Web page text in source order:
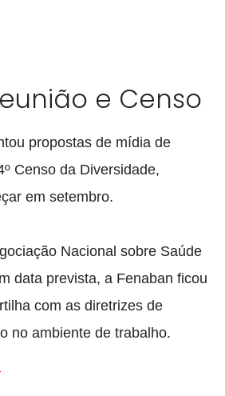
e Censo
propostas de mídia de
Censo da Diversidade,
em setembro.
Nacional sobre Saúde
data prevista, a Fenaban ficou
com as diretrizes de
no ambiente de trabalho.